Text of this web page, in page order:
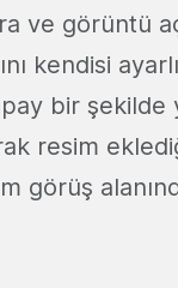
ve görüntü
kendisi
bir şekilde
resim
görüş